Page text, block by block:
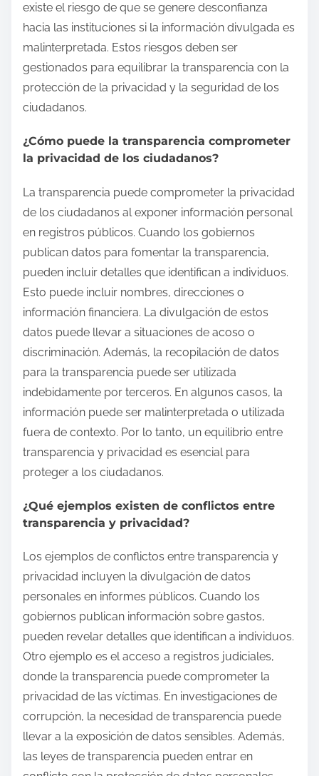
existe el riesgo de que se genere desconfianza
hacia las instituciones si la información divulgada es
malinterpretada. Estos riesgos deben ser
gestionados para equilibrar la transparencia con la
protección de la privacidad y la seguridad de los
ciudadanos.
¿Cómo puede la transparencia comprometer
la privacidad de los ciudadanos?
La transparencia puede comprometer la privacidad
de los ciudadanos al exponer información personal
en registros públicos. Cuando los gobiernos
publican datos para fomentar la transparencia,
pueden incluir detalles que identifican a individuos.
Esto puede incluir nombres, direcciones o
información financiera. La divulgación de estos
datos puede llevar a situaciones de acoso o
discriminación. Además, la recopilación de datos
para la transparencia puede ser utilizada
indebidamente por terceros. En algunos casos, la
información puede ser malinterpretada o utilizada
fuera de contexto. Por lo tanto, un equilibrio entre
transparencia y privacidad es esencial para
proteger a los ciudadanos.
¿Qué ejemplos existen de conflictos entre
transparencia y privacidad?
Los ejemplos de conflictos entre transparencia y
privacidad incluyen la divulgación de datos
personales en informes públicos. Cuando los
gobiernos publican información sobre gastos,
pueden revelar detalles que identifican a individuos.
Otro ejemplo es el acceso a registros judiciales,
donde la transparencia puede comprometer la
privacidad de las víctimas. En investigaciones de
corrupción, la necesidad de transparencia puede
llevar a la exposición de datos sensibles. Además,
las leyes de transparencia pueden entrar en